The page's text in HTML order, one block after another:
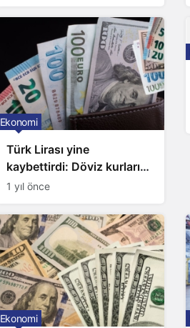
Türk Lirası yine
kaybettirdi: Döviz kurları
yükseldi
Ekonomi
1 yıl önce
Ekonomi